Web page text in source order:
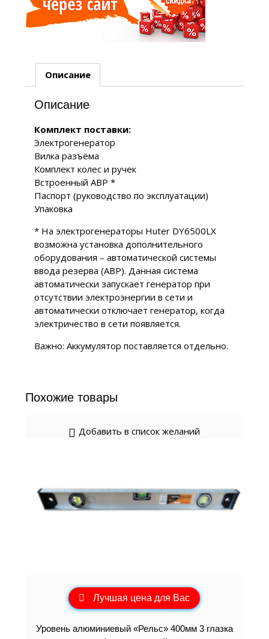
Описание
Описание
Комплект поставки:
Электрогенератор
Вилка разъёма
Комплект колес и ручек
Встроенный АВР *
Паспорт (руководство по эксплуатации)
Упаковка
* На электрогенераторы Huter DY6500LX
возможна установка дополнительного
оборудования – автоматической системы
ввода резерва (АВР). Данная система
автоматически запускает генератор при
отсутствии электроэнергии в сети и
автоматически отключает генератор, когда
электричество в сети появляется.
Важно: Аккумулятор поставляется отдельно.
Похожие товары
Добавить в список желаний
Лучшая цена для Вас
Уровень алюминиевый «Рельс» 400мм 3 глазка